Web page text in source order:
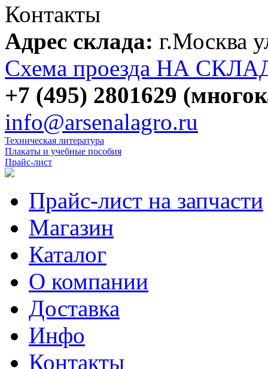
Контакты
Адрес склада: г.Москва
Схема проезда НА
+7 (495) 2801629
info@arsenalagro.ru
Техническая литература
Плакаты и учебные пособия
Прайс-лист
Прайс-лист на запчасти
Магазин
Каталог
О компании
Доставка
Инфо
Контакты